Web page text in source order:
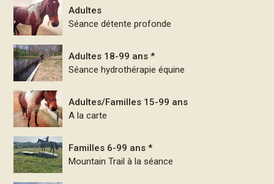
Adultes
Séance détente profonde
Adultes 18-99 ans *
Séance hydrothérapie équine
Adultes/Familles 15-99 ans
A la carte
Familles 6-99 ans *
Mountain Trail à la séance